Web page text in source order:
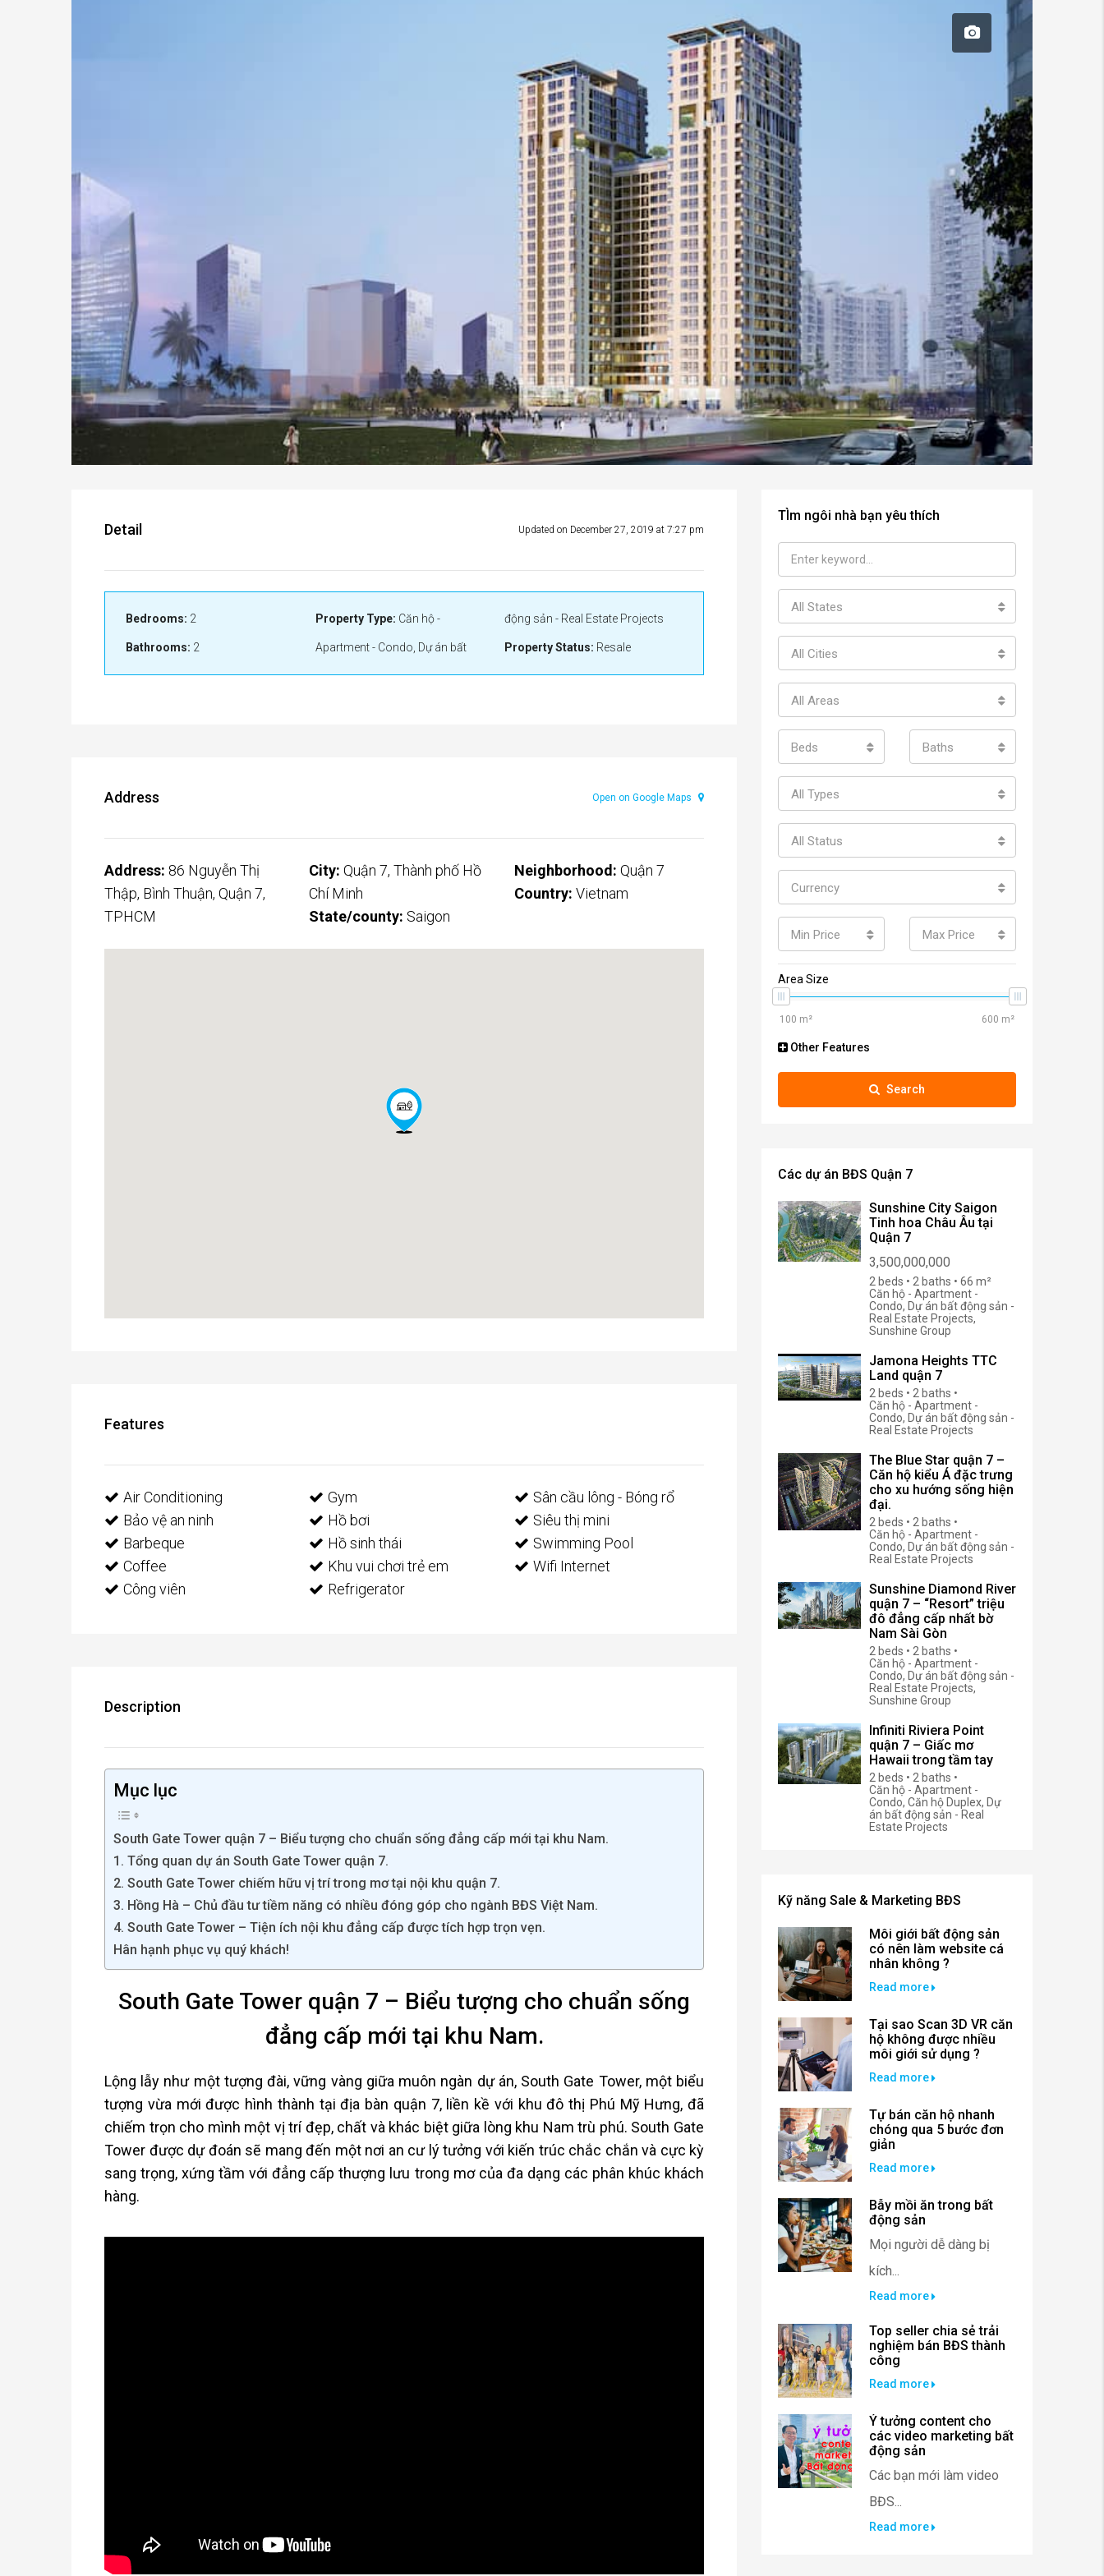
Detail Updated on December 27, 2019 at 7:27 pm
Bedrooms: 2
Bathrooms: 2
Property Type: Căn hộ -
Apartment - Condo, Dự án bất
động sản - Real Estate Projects
Property Status: Resale
Address Open on Google Maps
Address: 86 Nguyễn Thị
Thập, Bình Thuận, Quận 7,
TPHCM
City: Quận 7, Thành phố Hồ
Chí Minh
State/county: Saigon
Neighborhood: Quận 7
Country: Vietnam
Features
Air Conditioning
Bảo vệ an ninh
Barbeque
Coffee
Công viên
Gym
Hồ bơi
Hồ sinh thái
Khu vui chơi trẻ em
Refrigerator
Sân cầu lông - Bóng rổ
Siêu thị mini
Swimming Pool
Wifi Internet
Description
Mục lục
South Gate Tower quận 7 – Biểu tượng cho chuẩn sống đẳng cấp mới tại khu Nam.
1. Tổng quan dự án South Gate Tower quận 7.
2. South Gate Tower chiếm hữu vị trí trong mơ tại nội khu quận 7.
3. Hồng Hà – Chủ đầu tư tiềm năng có nhiều đóng góp cho ngành BĐS Việt Nam.
4. South Gate Tower – Tiện ích nội khu đẳng cấp được tích hợp trọn vẹn.
Hân hạnh phục vụ quý khách!
South Gate Tower quận 7 – Biểu tượng cho chuẩn sống
đẳng cấp mới tại khu Nam.
Lộng lẫy như một tượng đài, vững vàng giữa muôn ngàn dự án, South Gate Tower, một biểu
tượng vừa mới được hình thành tại địa bàn quận 7, liền kề với khu đô thị Phú Mỹ Hưng, đã
chiếm trọn cho mình một vị trí đẹp, chất và khác biệt giữa lòng khu Nam trù phú. South Gate
Tower được dự đoán sẽ mang đến một nơi an cư lý tưởng với kiến trúc chắc chắn và cực kỳ
sang trọng, xứng tầm với đẳng cấp thượng lưu trong mơ của đa dạng các phân khúc khách
hàng.
TÌm ngôi nhà bạn yêu thích
All States
All Cities
All Areas
Beds Baths
All Types
All Status
Currency
Min Price Max Price
Area Size
Other Features
Search
Các dự án BĐS Quận 7
Sunshine City Saigon
Tinh hoa Châu Âu tại
Quận 7
3,500,000,000
2 beds • 2 baths • 66 m²
Căn hộ - Apartment -
Condo, Dự án bất động sản -
Real Estate Projects,
Sunshine Group
Jamona Heights TTC
Land quận 7
2 beds • 2 baths •
Căn hộ - Apartment -
Condo, Dự án bất động sản -
Real Estate Projects
The Blue Star quận 7 –
Căn hộ kiểu Á đặc trưng
cho xu hướng sống hiện
đại.
2 beds • 2 baths •
Căn hộ - Apartment -
Condo, Dự án bất động sản -
Real Estate Projects
Sunshine Diamond River
quận 7 – “Resort” triệu
đô đẳng cấp nhất bờ
Nam Sài Gòn
2 beds • 2 baths •
Căn hộ - Apartment -
Condo, Dự án bất động sản -
Real Estate Projects,
Sunshine Group
Infiniti Riviera Point
quận 7 – Giấc mơ
Hawaii trong tầm tay
2 beds • 2 baths •
Căn hộ - Apartment -
Condo, Căn hộ Duplex, Dự
án bất động sản - Real
Estate Projects
Kỹ năng Sale & Marketing BĐS
Môi giới bất động sản
có nên làm website cá
nhân không ?
Read more
Tại sao Scan 3D VR căn
hộ không được nhiều
môi giới sử dụng ?
Read more
Tự bán căn hộ nhanh
chóng qua 5 bước đơn
giản
Read more
Bẫy mồi ăn trong bất
động sản
Mọi người dễ dàng bị
kích...
Read more
Top seller chia sẻ trải
nghiệm bán BĐS thành
công
Read more
Ý tưởng content cho
các video marketing bất
động sản
Các bạn mới làm video
BĐS...
Read more